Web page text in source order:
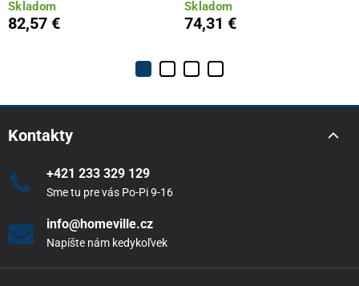
Skladom
82,57 €
Skladom
74,31 €
Kontakty
+421 233 329 129
Sme tu pre vás Po-Pi 9-16
info@homeville.cz
Napíšte nám kedykoľvek